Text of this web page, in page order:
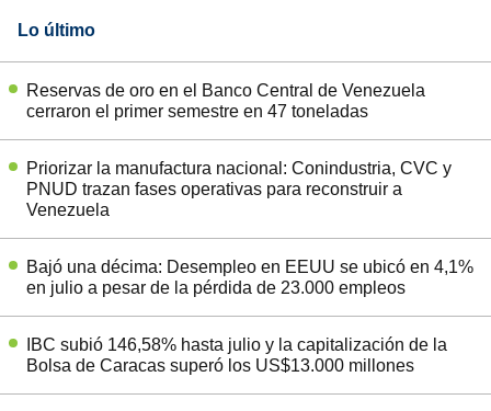
Lo último
Reservas de oro en el Banco Central de Venezuela
cerraron el primer semestre en 47 toneladas
Priorizar la manufactura nacional: Conindustria, CVC y
PNUD trazan fases operativas para reconstruir a
Venezuela
Bajó una décima: Desempleo en EEUU se ubicó en 4,1%
en julio a pesar de la pérdida de 23.000 empleos
IBC subió 146,58% hasta julio y la capitalización de la
Bolsa de Caracas superó los US$13.000 millones